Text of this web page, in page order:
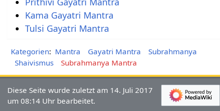
Kama Gayatri Mantra
Tulsi Gayatri Mantra
Kategorien: Mantra Gayatri Mantra
Subrahmanya
Shaivismus
Subrahmanya Mantra
Diese Seite wurde zuletzt am 14. Juli 2017
um 08:14 Uhr bearbeitet.